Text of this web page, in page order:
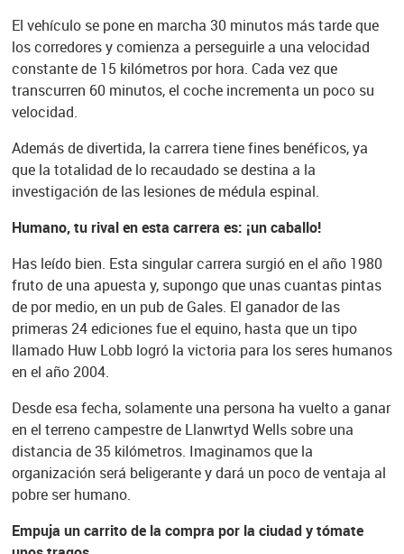
El vehículo se pone en marcha 30 minutos más tarde que
los corredores y comienza a perseguirle a una velocidad
constante de 15 kilómetros por hora. Cada vez que
transcurren 60 minutos, el coche incrementa un poco su
velocidad.
Además de divertida, la carrera tiene fines benéficos, ya
que la totalidad de lo recaudado se destina a la
investigación de las lesiones de médula espinal.
Humano, tu rival en esta carrera es: ¡un caballo!
Has leído bien. Esta singular carrera surgió en el año 1980
fruto de una apuesta y, supongo que unas cuantas pintas
de por medio, en un pub de Gales. El ganador de las
primeras 24 ediciones fue el equino, hasta que un tipo
llamado Huw Lobb logró la victoria para los seres humanos
en el año 2004.
Desde esa fecha, solamente una persona ha vuelto a ganar
en el terreno campestre de Llanwrtyd Wells sobre una
distancia de 35 kilómetros. Imaginamos que la
organización será beligerante y dará un poco de ventaja al
pobre ser humano.
Empuja un carrito de la compra por la ciudad y tómate